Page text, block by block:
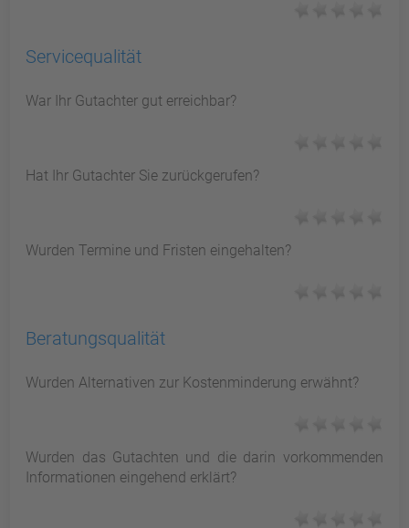
Servicequalität
War Ihr Gutachter gut erreichbar?
Hat Ihr Gutachter Sie zurückgerufen?
Wurden Termine und Fristen eingehalten?
Beratungsqualität
Wurden Alternativen zur Kostenminderung erwähnt?
Wurden das Gutachten und die darin vorkommenden
Informationen eingehend erklärt?